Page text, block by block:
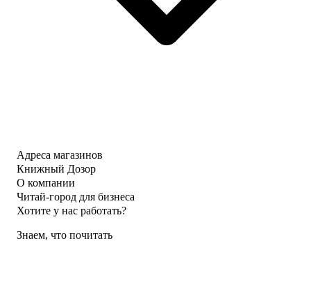
Адреса магазинов
Книжный Дозор
О компании
Читай-город для бизнеса
Хотите у нас работать?
Знаем, что почитать